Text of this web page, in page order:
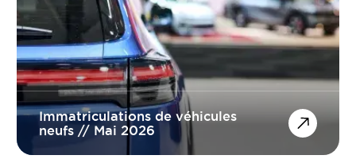
Immatriculations de véhicules
neufs // Mai 2026